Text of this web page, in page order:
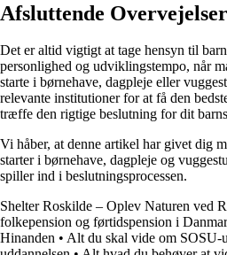
Afsluttende Overvejelser
Det er altid vigtigt at tage hensyn til
personlighed og udviklingstempo, når
starte i børnehave, dagpleje eller
relevante institutioner for at få den
træffe den rigtige beslutning for dit
Vi håber, at denne artikel har givet dig
starter i børnehave, dagpleje og
spiller ind i beslutningsprocessen.
Shelter Roskilde – Oplev Naturen ved
folkepension og førtidspension i
Hinanden • Alt du skal vide om SOSU-